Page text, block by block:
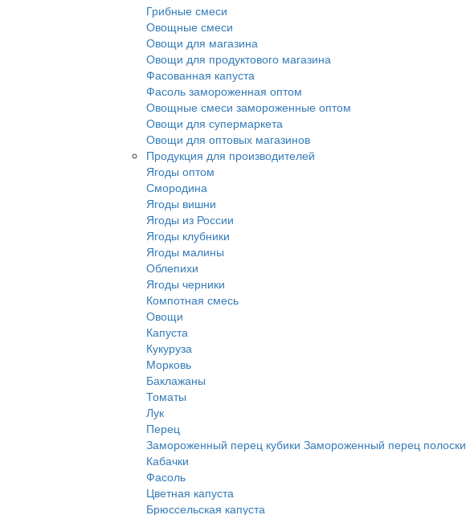
Грибные смеси
Овощные смеси
Овощи для магазина
Овощи для продуктового магазина
Фасованная капуста
Фасоль замороженная оптом
Овощные смеси замороженные оптом
Овощи для супермаркета
Овощи для оптовых магазинов
Продукция для производителей
Ягоды оптом
Смородина
Ягоды вишни
Ягоды из России
Ягоды клубники
Ягоды малины
Облепихи
Ягоды черники
Компотная смесь
Овощи
Капуста
Кукуруза
Морковь
Баклажаны
Томаты
Лук
Перец
Замороженный перец кубики Замороженный перец полоски
Кабачки
Фасоль
Цветная капуста
Брюссельская капуста